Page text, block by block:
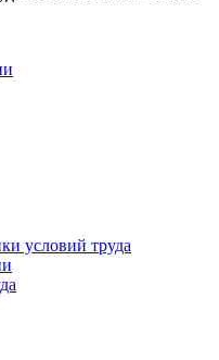
условий труда